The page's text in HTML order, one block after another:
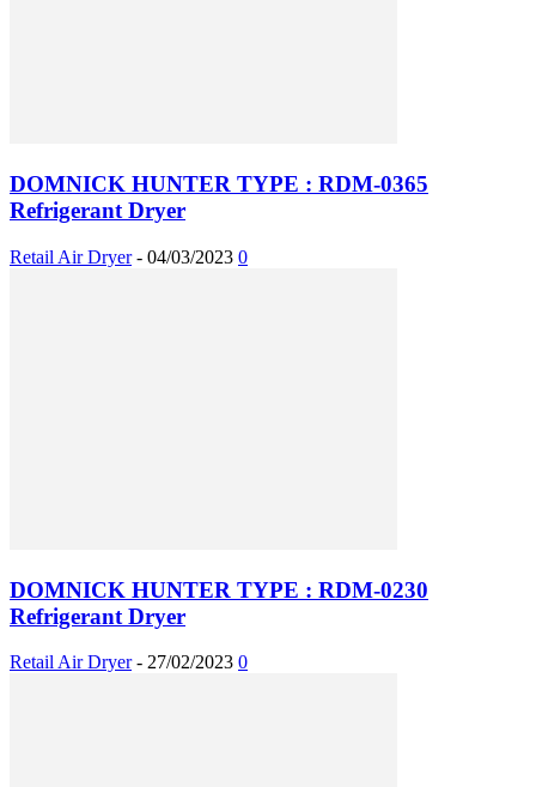
DOMNICK HUNTER TYPE : RDM-0365
Refrigerant Dryer
Retail Air Dryer - 04/03/2023 0
DOMNICK HUNTER TYPE : RDM-0230
Refrigerant Dryer
Retail Air Dryer - 27/02/2023 0